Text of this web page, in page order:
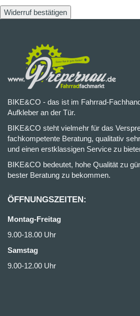
Widerruf bestätigen
BIKE&CO - das ist im Fahrrad-
Aufkleber an der Tür.
BIKE&CO steht vielmehr für das
fachkompetente Beratung, qualitativ
und einen erstklassigen Service zu
BIKE&CO bedeutet, hohe Qualität zu
bester Beratung zu bekommen.
ÖFFNUNGSZEITEN:
Montag-Freitag
9.00-18.00 Uhr
Samstag
9.00-12.00 Uhr